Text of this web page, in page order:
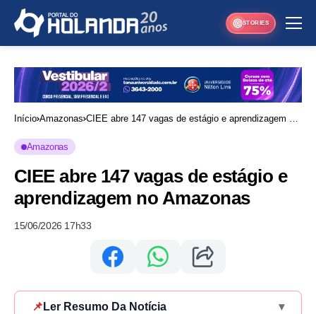
STORIES
Início Amazonas CIEE abre 147 vagas de estágio e aprendizagem no
Amazonas
CIEE abre 147 vagas de estágio e
aprendizagem no Amazonas
15/06/2026 17h33
📌 Ler Resumo Da Notícia ▾